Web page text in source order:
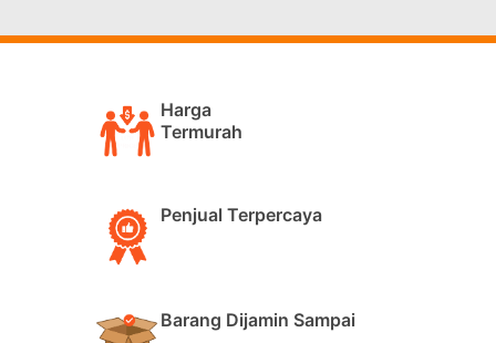
Harga
Termurah
Penjual Terpercaya
Barang Dijamin Sampai